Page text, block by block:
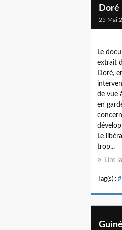
Doré
25 Mai
Le
extrait
Doré,
de vue
en
Le
trop...
Lire
Tag(s) :